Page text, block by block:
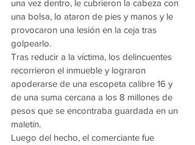
una vez dentro, le cubrieron la cabeza con
una bolsa, lo ataron de pies y manos y le
provocaron una lesión en la ceja tras
golpearlo.
Tras reducir a la víctima, los delincuentes
recorrieron el inmueble y lograron
apoderarse de una escopeta calibre 16 y
de una suma cercana a los 8 millones de
pesos que se encontraba guardada en un
maletín.
Luego del hecho, el comerciante fue